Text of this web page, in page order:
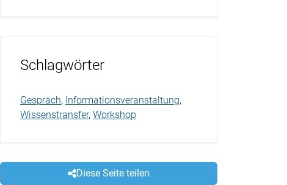
Schlagwörter
Gespräch, Informationsveranstaltung,
Wissenstransfer, Workshop
Diese Seite teilen